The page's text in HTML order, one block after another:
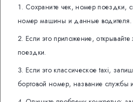
Сохраните чек, номер поездки,
номер машины и данные водителя.
Если это приложение,
поездки.
Если это классическое taxi,
бортовой номер, название службы